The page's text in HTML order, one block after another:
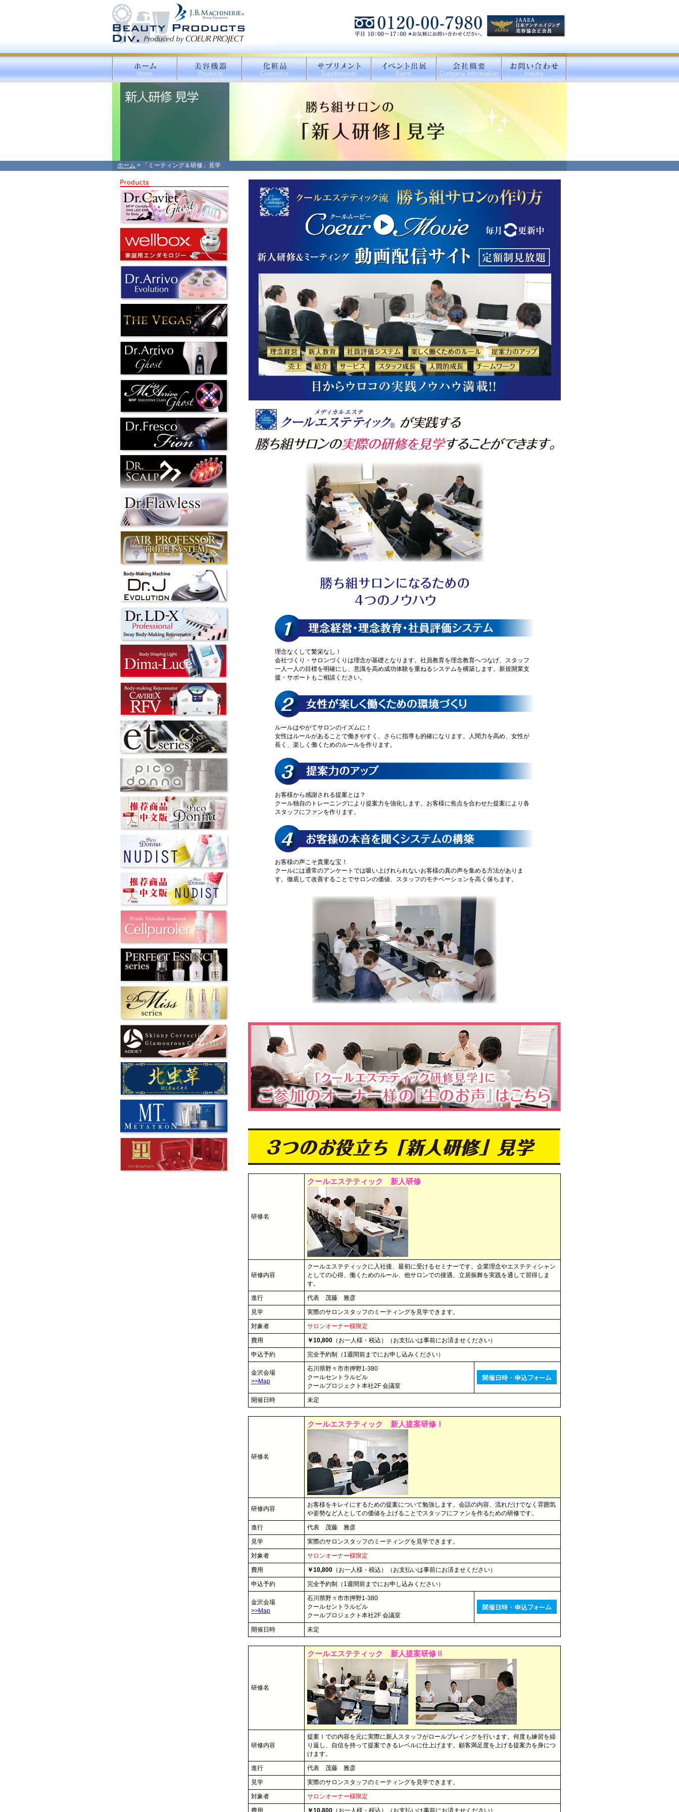
ホーム> 「ミーティング＆研修」見学
理念なくして繁栄なし！
会社づくり・サロンづくりは理念が基礎となります。社員教育を理念教育へつなげ、スタッフ
一人一人の目標を明確にし、意識を高め成功体験を重ねるシステムを構築します。新規開業支
援・サポートもご相談ください。
ルールはやがてサロンのイズムに！
女性はルールがあることで働きやすく、さらに指導も的確になります。人間力を高め、女性が
長く、楽しく働くためのルールを作ります。
お客様から感謝される提案とは？
クール独自のトレーニングにより提案力を強化します。お客様に焦点を合わせた提案により各
スタッフにファンを作ります。
お客様の声こそ貴重な宝！
クールには通常のアンケートでは吸い上げれられないお客様の真の声を集める方法がありま
す。徹底して改善することでサロンの価値、スタッフのモチベーションを高く保ちます。
研修名
クールエステティック 新人研修
研修内容
クールエステティックに入社後、最初に受けるセミナーです。企業理念やエステティシャン
としての心得、働くためのルール、他サロンでの接遇、立居振舞を実践を通して習得しま
す。
進行
代表 茂藤 雅彦
見学
実際のサロンスタッフのミーティングを見学できます。
対象者
サロンオーナー様限定
費用
￥10,800 （お一人様・税込）（お支払いは事前にお済ませください）
申込予約
完全予約制（1週間前までにお申し込みください）
金沢会場
>>Map
石川県野々市市押野1-380
クールセントラルビル
クールプロジェクト本社2F 会議室
開催日時
未定
研修名
クールエステティック 新人提案研修Ⅰ
研修内容
お客様をキレイにするための提案について勉強します。会話の内容、流れだけでなく雰囲気
や姿勢など人としての価値を上げることでスタッフにファンを作るための研修です。
進行
代表 茂藤 雅彦
見学
実際のサロンスタッフのミーティングを見学できます。
対象者
サロンオーナー様限定
費用
￥10,800 （お一人様・税込）（お支払いは事前にお済ませください）
申込予約
完全予約制（1週間前までにお申し込みください）
金沢会場
>>Map
石川県野々市市押野1-380
クールセントラルビル
クールプロジェクト本社2F 会議室
開催日時
未定
研修名
クールエステティック 新人提案研修Ⅱ
研修内容
提案Ⅰでの内容を元に実際に新人スタッフがロールプレイングを行います。何度も練習を繰
り返し、自信を持って提案できるレベルに仕上げます。顧客満足度を上げる提案力を身につ
けます。
進行
代表 茂藤 雅彦
見学
実際のサロンスタッフのミーティングを見学できます。
対象者
サロンオーナー様限定
費用
￥10,800 （お一人様・税込）（お支払いは事前にお済ませください）